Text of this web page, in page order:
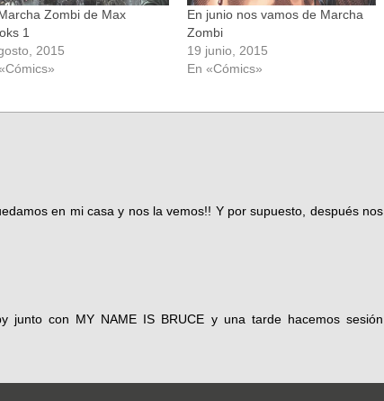
Zombi de Max
1
2015
En junio nos vamos de Marcha
Zombi
19 junio, 2015
En «Cómics»
en mi casa y nos la vemos!! Y por supuesto, después nos
junto con MY NAME IS BRUCE y una tarde hacemos sesión